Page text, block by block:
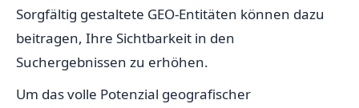
Sorgfältig gestaltete GEO-Entitäten können dazu
beitragen, Ihre Sichtbarkeit in den
Suchergebnissen zu erhöhen.
Um das volle Potenzial geografischer